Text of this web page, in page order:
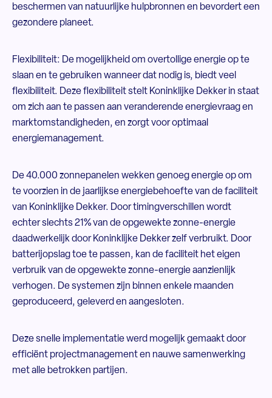
beschermen van natuurlijke hulpbronnen en bevordert een
gezondere planeet.
Flexibiliteit: De mogelijkheid om overtollige energie op te
slaan en te gebruiken wanneer dat nodig is, biedt veel
flexibiliteit. Deze flexibiliteit stelt Koninklijke Dekker in staat
om zich aan te passen aan veranderende energievraag en
marktomstandigheden, en zorgt voor optimaal
energiemanagement.
De 40.000 zonnepanelen wekken genoeg energie op om
te voorzien in de jaarlijkse energiebehoefte van de faciliteit
van Koninklijke Dekker. Door timingverschillen wordt
echter slechts 21% van de opgewekte zonne-energie
daadwerkelijk door Koninklijke Dekker zelf verbruikt. Door
batterijopslag toe te passen, kan de faciliteit het eigen
verbruik van de opgewekte zonne-energie aanzienlijk
verhogen. De systemen zijn binnen enkele maanden
geproduceerd, geleverd en aangesloten.
Deze snelle implementatie werd mogelijk gemaakt door
efficiënt projectmanagement en nauwe samenwerking
met alle betrokken partijen.